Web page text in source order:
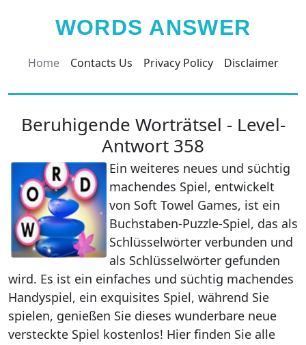
WORDS ANSWER
Home Contacts Us Privacy Policy Disclaimer
Beruhigende Worträtsel - Level-
Antwort 358
Ein weiteres neues und süchtig
machendes Spiel, entwickelt
von Soft Towel Games, ist ein
Buchstaben-Puzzle-Spiel, das als
Schlüsselwörter verbunden und
als Schlüsselwörter gefunden
wird. Es ist ein einfaches und süchtig machendes
Handyspiel, ein exquisites Spiel, während Sie
spielen, genießen Sie dieses wunderbare neue
versteckte Spiel kostenlos! Hier finden Sie alle